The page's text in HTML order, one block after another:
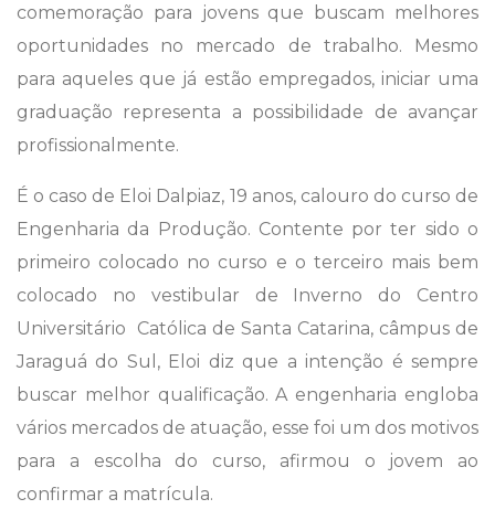
comemoração para jovens que buscam melhores
oportunidades no mercado de trabalho. Mesmo
para aqueles que já estão empregados, iniciar uma
graduação representa a possibilidade de avançar
profissionalmente.
É o caso de Eloi Dalpiaz, 19 anos, calouro do curso de
Engenharia da Produção. Contente por ter sido o
primeiro colocado no curso e o terceiro mais bem
colocado no vestibular de Inverno do Centro
Universitário  Católica de Santa Catarina, câmpus de
Jaraguá do Sul, Eloi diz que a intenção é sempre
buscar melhor qualificação. A engenharia engloba
vários mercados de atuação, esse foi um dos motivos
para a escolha do curso, afirmou o jovem ao
confirmar a matrícula.